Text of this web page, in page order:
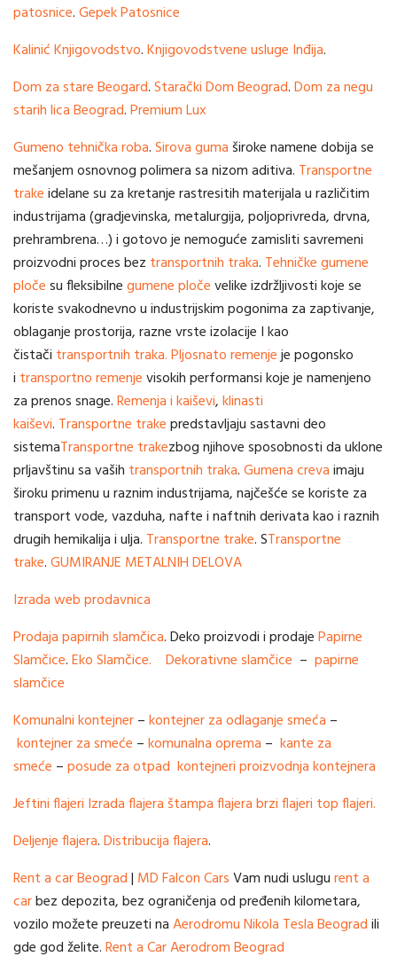
patosnice.Gepek Patosnice
Kalinić Knjigovodstvo.Knjigovodstvene usluge Inđija.
Dom za stare Beogard.Starački Dom Beograd.Dom za negu
starih lica Beograd.Premium Lux
Gumeno tehnička roba.Sirova guma široke namene dobija se
mešanjem osnovnog polimera sa nizom aditiva. Transportne
trakeidelane su za kretanje rastresitih materijala u različitim
industrijama (gradjevinska, metalurgija, poljoprivreda, drvna,
prehrambrena…) i gotovo je nemoguće zamisliti savremeni
proizvodni proces bez transportnih traka. Tehničke gumene
pločesu fleksibilnegumene pločevelike izdržljivosti koje se
koriste svakodnevno u industrijskim pogonima za zaptivanje,
oblaganje prostorija, razne vrste izolacije I kao
čistači transportnih traka.Pljosnato remenjeje pogonsko
i transportno remenjevisokih performansi koje je namenjeno
za prenos snage.Remenja i kaiševi,klinasti
kaiševi. Transportne trakepredstavljaju sastavni deo
sistemaTransportne trakezbog njihove sposobnosti da uklone
prljavštinu sa vaših transportnih traka.Gumena crevaimaju
široku primenu u raznim industrijama, najčešće se koriste za
transport vode, vazduha, nafte i naftnih derivata kao i raznih
drugih hemikalija i ulja. Transportne trake. STransportne
trake.GUMIRANJE METALNIH DELOVA
Izrada web prodavnica
Prodaja papirnih slamčica. Deko proizvodi i prodajePapirne
Slamčice.Eko Slamčice. Dekorativne slamčice – papirne
slamčice
Komunalni kontejner–kontejner za odlaganje smeća –
kontejner za smeće –komunalna oprema – kante za
smeće –posude za otpad kontejneriproizvodnja kontejnera
Jeftini flajeri Izrada flajera štampa flajerabrzi flajeri top flajeri.
Deljenje flajera.Distribucija flajera.
Rent a car Beograd| MD Falcon CarsVam nudi uslugurent a
carbez depozita, bez ograničenja od pređenih kilometara,
vozilo možete preuzeti naAerodromu Nikola Tesla Beogradili
gde god želite.Rent a Car Aerodrom Beograd